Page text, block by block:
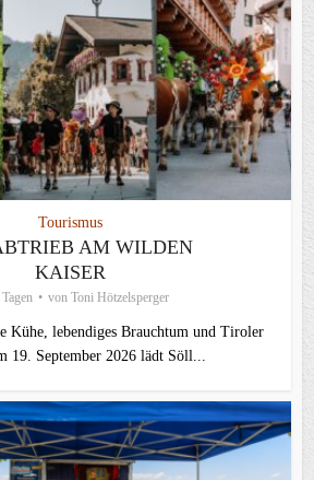
Tourismus
AM WILDEN
KAISER
von Toni Hötzelsperger
Kühe, lebendiges Brauchtum und Tiroler
19. September 2026 lädt Söll...